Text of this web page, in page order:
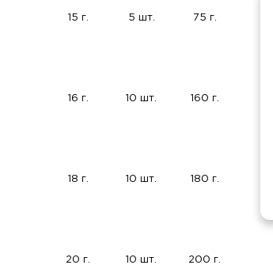
15 г. 5 шт. 75 г.
16 г. 10 шт. 160 г.
18 г. 10 шт. 180 г.
20 г. 10 шт. 200 г.